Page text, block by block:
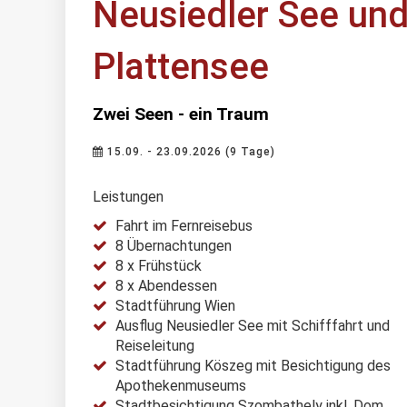
Neusiedler See
Plattensee
Zwei Seen - ein Traum
15.09. - 23.09.2026 (9 Tage)
Leistungen
Fahrt im Fernreisebus
8 Übernachtungen
8 x Frühstück
8 x Abendessen
Stadtführung Wien
Ausflug Neusiedler See mit Schifffahrt und
Reiseleitung
Stadtführung Köszeg mit Besichtigung des
Apothekenmuseums